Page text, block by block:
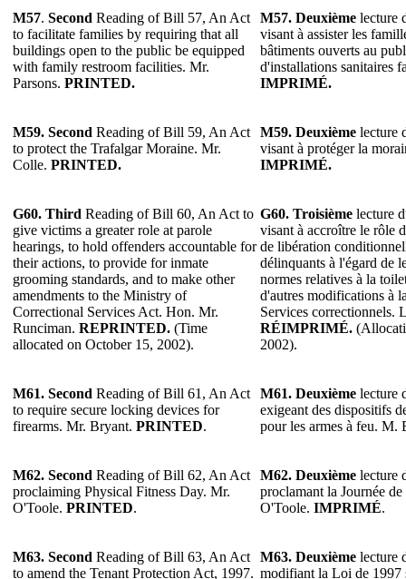
M57. Second Reading of Bill 57, An Act
to facilitate families by requiring that all
buildings open to the public be equipped
with family restroom facilities. Mr.
Parsons. PRINTED.
M57. Deuxième lecture
visant à assister les
bâtiments ouverts au
d'installations sanitaires
IMPRIMÉ.
M59. Second Reading of Bill 59, An Act
to protect the Trafalgar Moraine. Mr.
Colle. PRINTED.
M59. Deuxième lecture
visant à protéger la
IMPRIMÉ.
G60. Third Reading of Bill 60, An Act to
give victims a greater role at parole
hearings, to hold offenders accountable for
their actions, to provide for inmate
grooming standards, and to make other
amendments to the Ministry of
Correctional Services Act. Hon. Mr.
Runciman. REPRINTED. (Time
allocated on October 15, 2002).
G60. Troisième lecture
visant à accroître le rôle
de libération
délinquants à l'égard de
normes relatives à la
d'autres modifications à
Services correctionnels.
RÉIMPRIMÉ.
2002).
M61. Second Reading of Bill 61, An Act
to require secure locking devices for
firearms. Mr. Bryant. PRINTED.
M61. Deuxième lecture
exigeant des dispositifs
pour les armes à feu. M.
M62. Second Reading of Bill 62, An Act
proclaiming Physical Fitness Day. Mr.
O'Toole. PRINTED.
M62. Deuxième lecture
proclamant la Journée
O'Toole. IMPRIMÉ.
M63. Second Reading of Bill 63, An Act
to amend the Tenant Protection Act, 1997.
M63. Deuxième lecture
modifiant la Loi de 1997